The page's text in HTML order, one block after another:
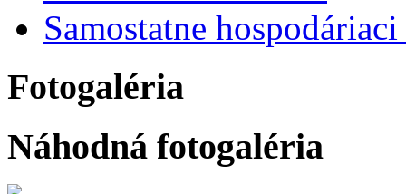
Samostatne
Fotogaléria
Náhodná fotogaléria